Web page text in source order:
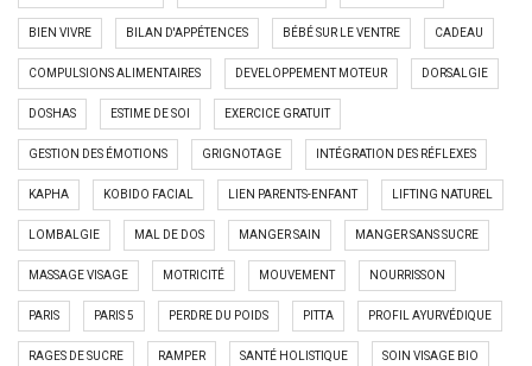
BIEN VIVRE BILAN D'APPÉTENCES BÉBÉ SUR LE VENTRE CADEAU
COMPULSIONS ALIMENTAIRES DEVELOPPEMENT MOTEUR DORSALGIE
DOSHAS ESTIME DE SOI EXERCICE GRATUIT
GESTION DES ÉMOTIONS GRIGNOTAGE INTÉGRATION DES RÉFLEXES
KAPHA KOBIDO FACIAL LIEN PARENTS-ENFANT LIFTING NATUREL
LOMBALGIE MAL DE DOS MANGER SAIN MANGER SANS SUCRE
MASSAGE VISAGE MOTRICITÉ MOUVEMENT NOURRISSON
PARIS PARIS 5 PERDRE DU POIDS PITTA PROFIL AYURVÉDIQUE
RAGES DE SUCRE RAMPER SANTÉ HOLISTIQUE SOIN VISAGE BIO